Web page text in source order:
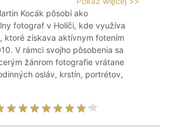
Kocák pôsobí ako
fotograf v Holíči, kde využíva
ktoré získava aktívnym fotením
V rámci svojho pôsobenia sa
žánrom fotografie vrátane
osláv, krstín, portrétov,